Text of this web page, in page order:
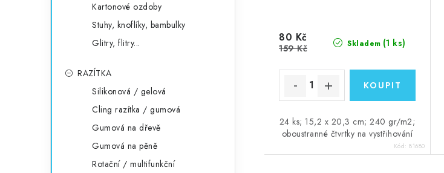
Kartonové ozdoby
Stuhy, knoflíky, bambulky
Glitry, flitry...
RAZÍTKA
Silikonová / gelová
Cling razítka / gumová
Gumová na dřevě
Gumová na pěně
Rotační / multifunkční
Skladem (1 ks)
80 Kč
159 Kč
24 ks; 15,2 x 20,3 cm; 240 gr/m2;
oboustranné čtvrtky na vystřihování
Kód:81680